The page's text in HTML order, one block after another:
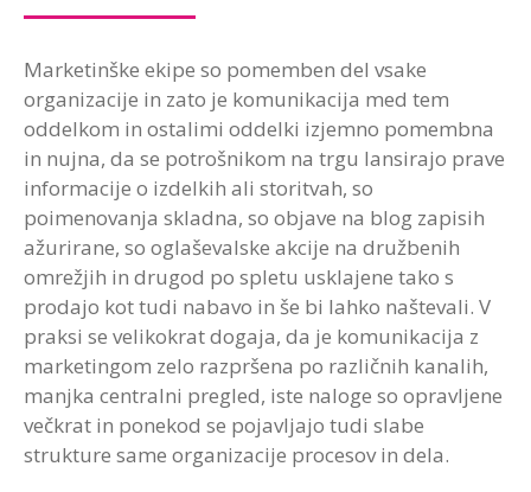
Marketinške ekipe so pomemben del vsake
organizacije in zato je komunikacija med tem
oddelkom in ostalimi oddelki izjemno pomembna
in nujna, da se potrošnikom na trgu lansirajo prave
informacije o izdelkih ali storitvah, so
poimenovanja skladna, so objave na blog zapisih
ažurirane, so oglaševalske akcije na družbenih
omrežjih in drugod po spletu usklajene tako s
prodajo kot tudi nabavo in še bi lahko naštevali. V
praksi se velikokrat dogaja, da je komunikacija z
marketingom zelo razpršena po različnih kanalih,
manjka centralni pregled, iste naloge so opravljene
večkrat in ponekod se pojavljajo tudi slabe
strukture same organizacije procesov in dela.